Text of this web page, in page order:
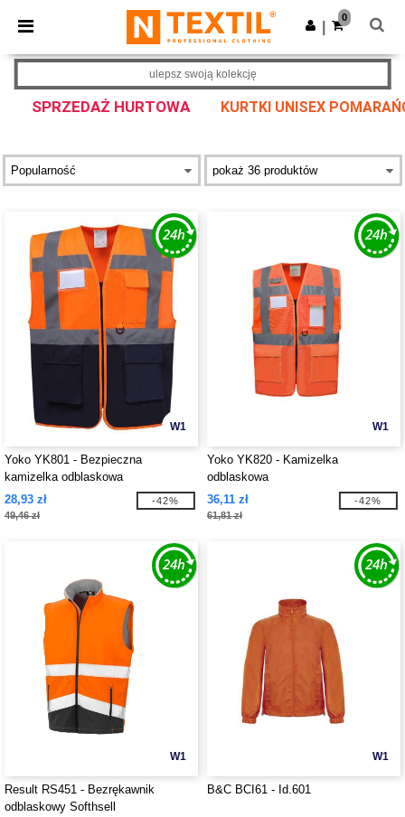
× Aplikacja Ntextil
Lepsze ceny w aplikacji!
Pobierz app
0
SPRZEDAŻ HURTOWA KURTKI UNISEX
ulepsz swoją kolekcję
W1
Yoko YK801 - Bezpieczna
kamizelka odblaskowa
28,93 zł
49,46 zł
-42%
W1
Yoko YK820 - Kamizelka
odblaskowa
36,11 zł
61,81 zł
-42%
W1
Result RS451 - Bezrękawnik
odblaskowy Softhsell
W1
B&C BCI61 - Id.601